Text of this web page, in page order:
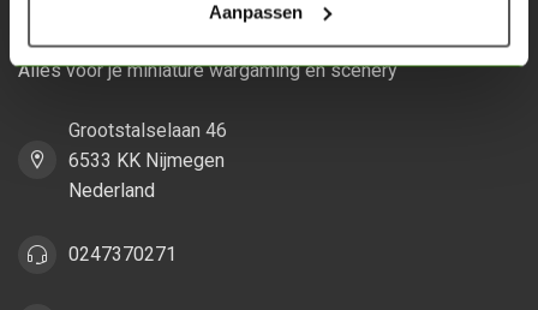
Aanpassen
Scenery Workshop BV
Alles voor je miniature wargaming en scenery
Grootstalselaan 46
6533 KK Nijmegen
Nederland
0247370271